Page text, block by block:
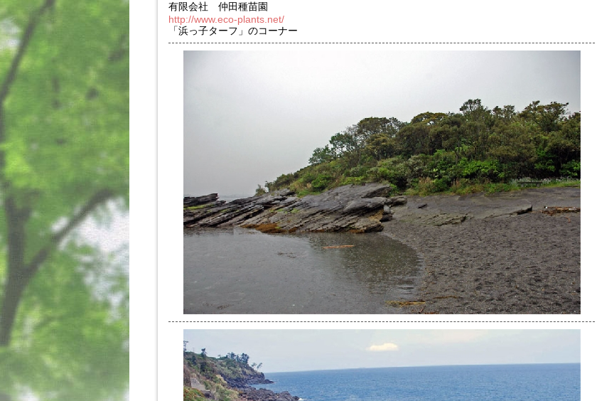
有限会社 仲田種苗園
http://www.eco-plants.net/
「浜っ子ターフ」のコーナー